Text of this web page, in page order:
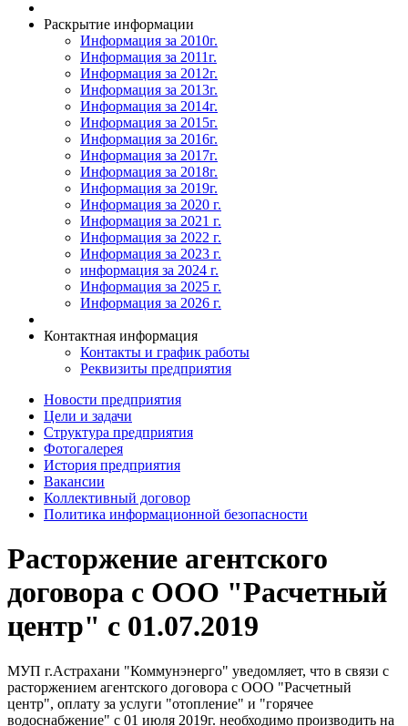
Раскрытие информации
Информация за 2010г.
Информация за 2011г.
Информация за 2012г.
Информация за 2013г.
Информация за 2014г.
Информация за 2015г.
Информация за 2016г.
Информация за 2017г.
Информация за 2018г.
Информация за 2019г.
Информация за 2020 г.
Информация за 2021 г.
Информация за 2022 г.
Информация за 2023 г.
информация за 2024 г.
Информация за 2025 г.
Информация за 2026 г.
Контактная информация
Контакты и график работы
Реквизиты предприятия
Новости предприятия
Цели и задачи
Структура предприятия
Фотогалерея
История предприятия
Вакансии
Коллективный договор
Политика информационной безопасности
Расторжение агентского
договора с ООО "Расчетный
центр" с 01.07.2019
МУП г.Астрахани "Коммунэнерго" уведомляет, что в связи с
расторжением агентского договора с ООО "Расчетный
центр", оплату за услуги "отопление" и "горячее
водоснабжение" с 01 июля 2019г. необходимо производить на